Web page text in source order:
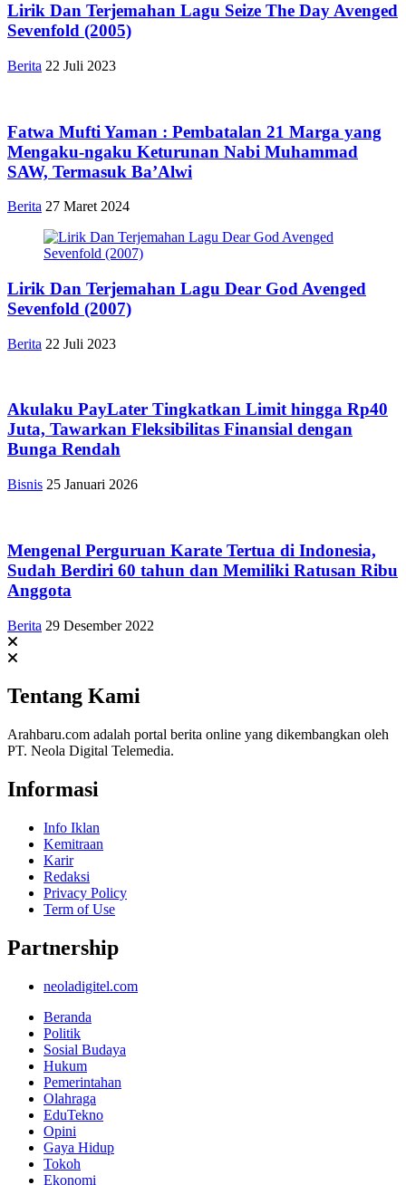
Lirik Dan Terjemahan Lagu Seize The Day Avenged
Sevenfold (2005)
Berita 22 Juli 2023
Fatwa Mufti Yaman : Pembatalan 21 Marga yang
Mengaku-ngaku Keturunan Nabi Muhammad
SAW, Termasuk Ba’Alwi
Berita 27 Maret 2024
Lirik Dan Terjemahan Lagu Dear God Avenged
Sevenfold (2007)
Berita 22 Juli 2023
Akulaku PayLater Tingkatkan Limit hingga Rp40
Juta, Tawarkan Fleksibilitas Finansial dengan
Bunga Rendah
Bisnis 25 Januari 2026
Mengenal Perguruan Karate Tertua di Indonesia,
Sudah Berdiri 60 tahun dan Memiliki Ratusan Ribu
Anggota
Berita 29 Desember 2022
Tentang Kami
Arahbaru.com adalah portal berita online yang dikembangkan oleh
PT. Neola Digital Telemedia.
Informasi
Info Iklan
Kemitraan
Karir
Redaksi
Privacy Policy
Term of Use
Partnership
neoladigitel.com
Beranda
Politik
Sosial Budaya
Hukum
Pemerintahan
Olahraga
EduTekno
Opini
Gaya Hidup
Tokoh
Ekonomi